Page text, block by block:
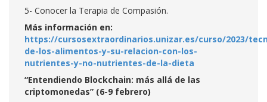
5- Conocer la Terapia de Compasión.
Más información en:
https://cursosextraordinarios.unizar.es/curso/2023/
de-los-alimentos-y-su-relacion-con-los-
nutrientes-y-no-nutrientes-de-la-dieta
“Entendiendo Blockchain: más allá de las
criptomonedas” (6-9 febrero)